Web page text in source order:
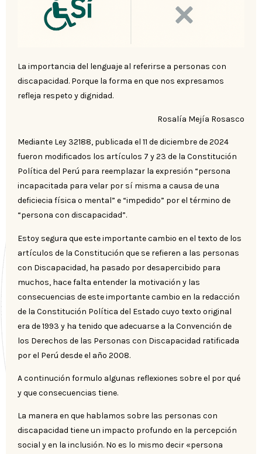
La importancia del lenguaje al referirse a personas con
discapacidad. Porque la forma en que nos expresamos
refleja respeto y dignidad.
Rosalía Mejía Rosasco
Mediante Ley 32188, publicada el 11 de diciembre de 2024
fueron modificados los artículos 7 y 23 de la Constitución
Política del Perú para reemplazar la expresión “persona
incapacitada para velar por sí misma a causa de una
deficiecia física o mental” e “impedido” por el término de
“persona con discapacidad”.
Estoy segura que este importante cambio en el texto de los
artículos de la Constitución que se refieren a las personas
con Discapacidad, ha pasado por desapercibido para
muchos, hace falta entender la motivación y las
consecuencias de este importante cambio en la redacción
de la Constitución Política del Estado cuyo texto original
era de 1993 y ha tenido que adecuarse a la Convención de
los Derechos de las Personas con Discapacidad ratificada
por el Perú desde el año 2008.
A continución formulo algunas reflexiones sobre el por qué
y que consecuencias tiene.
La manera en que hablamos sobre las personas con
discapacidad tiene un impacto profundo en la percepción
social y en la inclusión. No es lo mismo decir «persona